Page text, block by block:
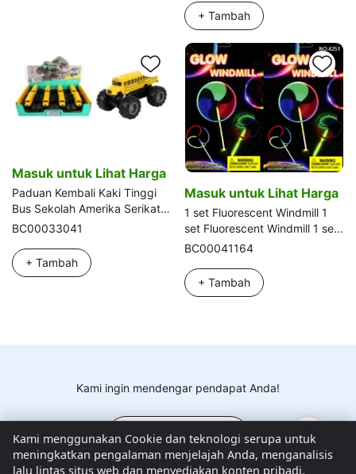
dengan sepeda mini dengan
set gitar
+ Tambah
Masuk untuk Lihat Harga
Paduan Kembali Kaki Tinggi
Bus Sekolah Amerika Serikat
8PCS
BC00033041
+ Tambah
Masuk untuk Lihat Harga
1 set Fluorescent Windmill 1
set Fluorescent Windmill 1 set
Fluorescent Windmill
BC00041164
+ Tambah
Kami ingin mendengar pendapat Anda!
Kirim Umpan Balik
Kami menggunakan Cookie dan teknologi serupa untuk
meningkatkan pengalaman menjelajah Anda, menganalisis
lalu lintas situs web dan menyediakan konten pribadi.